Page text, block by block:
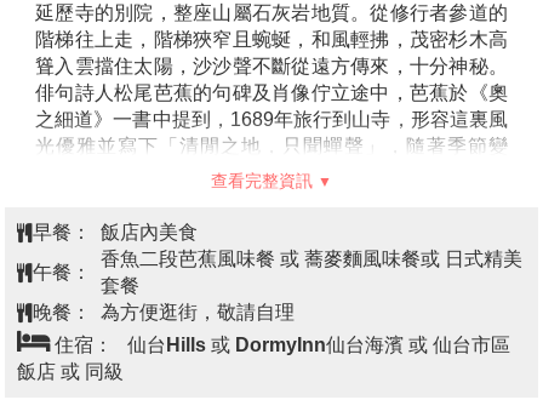
延歷寺的別院，整座山屬石灰岩地質。從修行者參道的
階梯往上走，階梯狹窄且蜿蜒，和風輕拂，茂密杉木高
聳入雲擋住太陽，沙沙聲不斷從遠方傳來，十分神秘。
俳句詩人松尾芭蕉的句碑及肖像佇立途中，芭蕉於《奧
之細道》一書中提到，1689年旅行到山寺，形容這裏風
光優雅並寫下「清閒之地，只聞蟬聲」，隨著季節變
化，景色也隨之不同。
400年的歷史。沿著銀山川溪谷而建，河岸兩旁保留完
整大正至昭和時期的木造老式旅館、石
查看完整資訊
早餐：
飯店內美食
午餐：
香魚二段芭蕉風味餐 或 蕎麥麵風味餐或 日式精美
套餐
晚餐：
為方便逛街，敬請自理
住宿：
仙台Hills 或 DormyInn仙台海濱 或 仙台市區
飯店 或 同級